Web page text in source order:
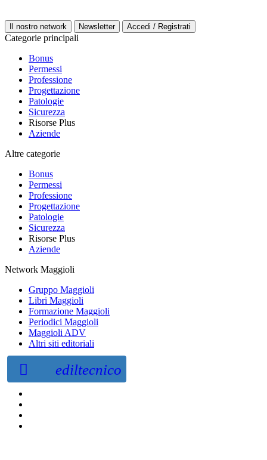
Il nostro network Newsletter Accedi / Registrati
Categorie principali
Bonus
Permessi
Professione
Progettazione
Patologie
Sicurezza
Risorse Plus
Aziende
Altre categorie
Bonus
Permessi
Professione
Progettazione
Patologie
Sicurezza
Risorse Plus
Aziende
Network Maggioli
Gruppo Maggioli
Libri Maggioli
Formazione Maggioli
Periodici Maggioli
Maggioli ADV
Altri siti editoriali
ediltecnico